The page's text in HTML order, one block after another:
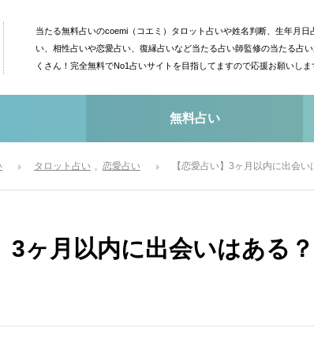
当たる無料占いのcoemi（コエミ）タロット占いや姓名判断、生年月日
い、相性占いや恋愛占い、復縁占いなど当たる占い師監修の当たる占
くさん！完全無料でNo1占いサイトを目指してますので応援お願いしま
無料占い
タロット占い 恋愛占い 【恋愛占い】3ヶ月以内に出会
3ヶ月以内に出会いはある